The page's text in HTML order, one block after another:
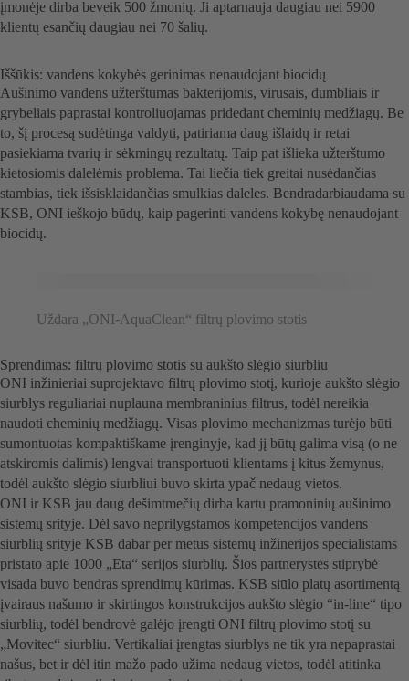
įmonėje dirba beveik 500 žmonių. Ji aptarnauja daugiau nei 5900
klientų esančių daugiau nei 70 šalių.
Iššūkis: vandens kokybės gerinimas nenaudojant biocidų
Aušinimo vandens užterštumas bakterijomis, virusais, dumbliais ir
grybeliais paprastai kontroliuojamas pridedant cheminių medžiagų. Be
to, šį procesą sudėtinga valdyti, patiriama daug išlaidų ir retai
pasiekiama tvarių ir sėkmingų rezultatų. Taip pat išlieka užterštumo
kietosiomis dalelėmis problema. Tai liečia tiek greitai nusėdančias
stambias, tiek išsisklaidančias smulkias daleles. Bendradarbiaudama su
KSB, ONI ieškojo būdų, kaip pagerinti vandens kokybę nenaudojant
biocidų.
Uždara „ONI-AquaClean“ filtrų plovimo stotis
Sprendimas: filtrų plovimo stotis su aukšto slėgio siurbliu
ONI inžinieriai suprojektavo filtrų plovimo stotį, kurioje aukšto slėgio
siurblys reguliariai nuplauna membraninius filtrus, todėl nereikia
naudoti cheminių medžiagų. Visas plovimo mechanizmas turėjo būti
sumontuotas kompaktiškame įrenginyje, kad jį būtų galima visą (o ne
atskiromis dalimis) lengvai transportuoti klientams į kitus žemynus,
todėl aukšto slėgio siurbliui buvo skirta ypač nedaug vietos.
ONI ir KSB jau daug dešimtmečių dirba kartu pramoninių aušinimo
sistemų srityje. Dėl savo neprilygstamos kompetencijos vandens
siurblių srityje KSB dabar per metus sistemų inžinerijos specialistams
pristato apie 1000 „Eta“ serijos siurblių. Šios partnerystės stiprybė
visada buvo bendras sprendimų kūrimas. KSB siūlo platų asortimentą
įvairaus našumo ir skirtingos konstrukcijos aukšto slėgio “in-line“ tipo
siurblių, todėl bendrovė galėjo įrengti ONI filtrų plovimo stotį su
„Movitec“ siurbliu. Vertikaliai įrengtas siurblys ne tik yra nepaprastai
našus, bet ir dėl itin mažo pado užima nedaug vietos, todėl atitinka